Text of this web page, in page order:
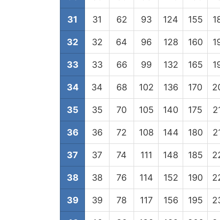
31 31 62 93 124 155
32 32 64 96 128 160
33 33 66 99 132 165
34 34 68 102 136 170
35 35 70 105 140 175
36 36 72 108 144 180
37 37 74 111 148 185
38 38 76 114 152 190
39 39 78 117 156 195